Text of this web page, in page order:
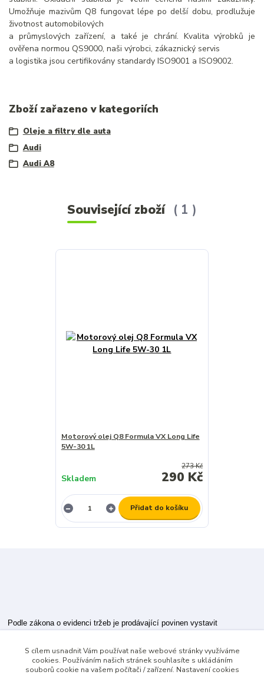
Umožňuje mazivům Q8 fungovat lépe po delší dobu, prodlužuje
životnost automobilových
a průmyslových zařízení, a také je chrání. Kvalita výrobků je
ověřena normou QS9000, naši výrobci, zákaznický servis
a logistika jsou certifikovány standardy ISO9001 a ISO9002.
Zboží zařazeno v kategoriích
Oleje a filtry dle auta
Audi
Audi A8
Související zboží 1
Motorový olej Q8 Formula VX Long Life
5W-30 1L
273 Kč
290 Kč
Skladem
Přidat do košíku
Podle zákona o evidenci tržeb je prodávající povinen vystavit
Zároveň je povinen zaevidovat přijatou tržbu u správce daně online; v
případě technického výpadku pak nejpozději do 48 hodin.
S cílem usnadnit Vám používat naše webové stránky využíváme
cookies. Používáním našich stránek souhlasíte s ukládáním
souborů cookie na vašem počítači / zařízení. Nastavení cookies